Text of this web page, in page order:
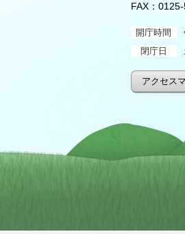
FAX：
開庁時間
閉庁日
アクセス